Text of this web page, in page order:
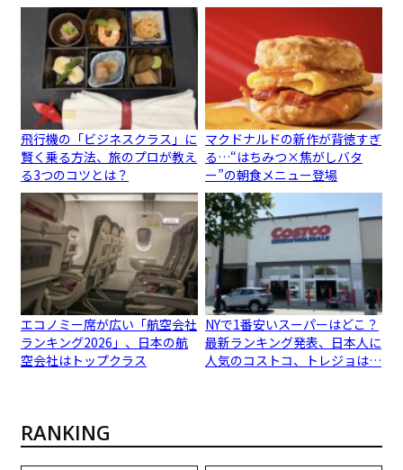
飛行機の「ビジネスクラス」に
賢く乗る方法、旅のプロが教え
る3つのコツとは？
マクドナルドの新作が背徳すぎ
る…“はちみつ×焦がしバタ
ー”の朝食メニュー登場
エコノミー席が広い「航空会社
ランキング2026」、日本の航
空会社はトップクラス
NYで1番安いスーパーはどこ？
最新ランキング発表、日本人に
人気のコストコ、トレジョは…
RANKING